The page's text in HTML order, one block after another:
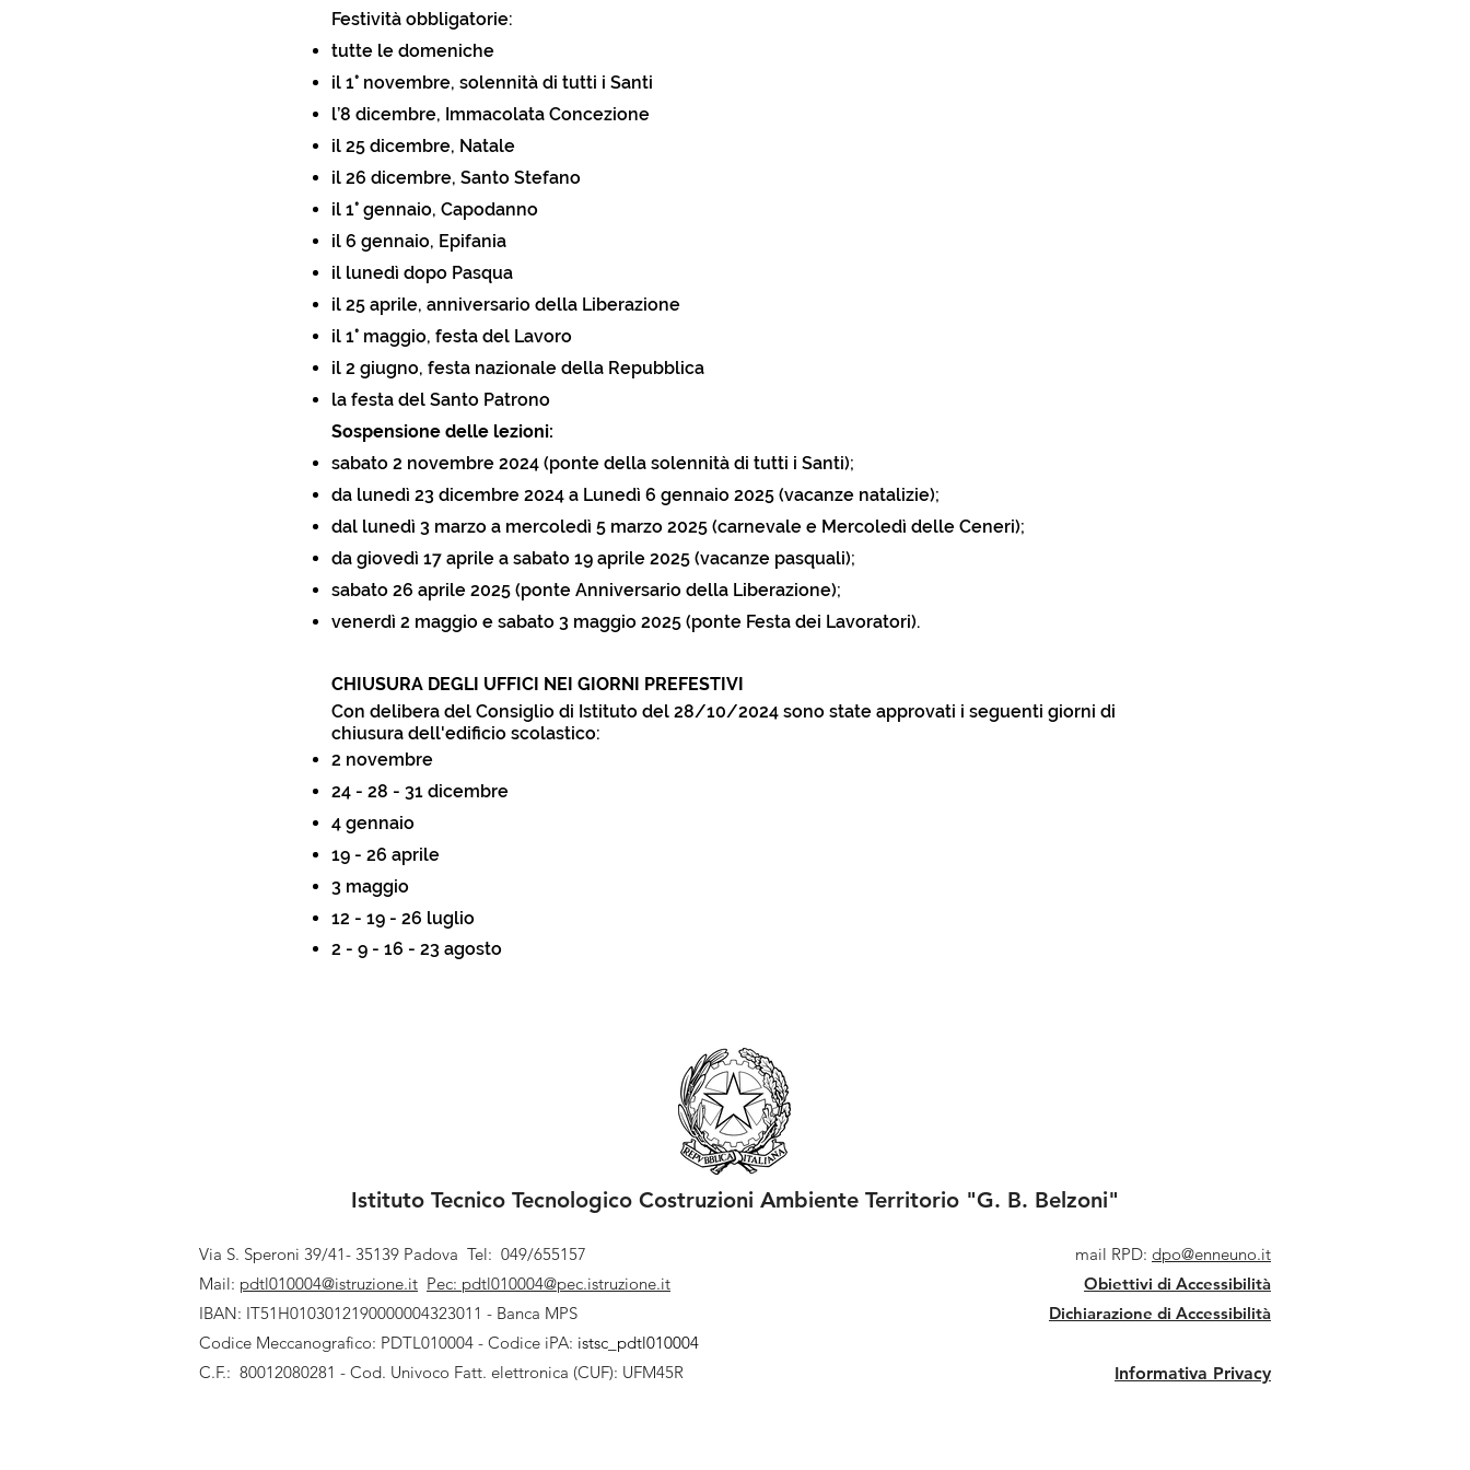
Festività obbligatorie:
tutte le domeniche
il 1° novembre, solennità di tutti i Santi
l’8 dicembre, Immacolata Concezione
il 25 dicembre, Natale
il 26 dicembre, Santo Stefano
il 1° gennaio, Capodanno
il 6 gennaio, Epifania
il lunedì dopo Pasqua
il 25 aprile, anniversario della Liberazione
il 1° maggio, festa del Lavoro
il 2 giugno, festa nazionale della Repubblica
la festa del Santo Patrono
Sospensione delle lezioni:
sabato 2 novembre 2024 (ponte della solennità di tutti i Santi);
da lunedì 23 dicembre 2024 a Lunedì 6 gennaio 2025 (vacanze natalizie);
dal lunedì 3 marzo a mercoledì 5 marzo 2025 (carnevale e Mercoledì delle Ceneri);
da giovedì 17 aprile a sabato 19 aprile 2025 (vacanze pasquali);
sabato 26 aprile 2025 (ponte Anniversario della Liberazione);
venerdì 2 maggio e sabato 3 maggio 2025 (ponte Festa dei Lavoratori).
CHIUSURA DEGLI UFFICI NEI GIORNI PREFESTIVI
Con delibera del Consiglio di Istituto del 28/10/2024 sono state approvati i seguenti giorni di
chiusura dell'edificio scolastico:
2 novembre
24 - 28 - 31 dicembre
4 gennaio
19 - 26 aprile
3 maggio
12 - 19 - 26 luglio
2 - 9 - 16 - 23 agosto
Istituto Tecnico Tecnologico Costruzioni Ambiente Territorio "G. B. Belzoni"
Via S. Speroni 39/41- 35139 Padova Tel: 049/655157
Mail: pdtl010004@istruzione.it Pec: pdtl010004@pec.istruzione.it
IBAN: IT51H0103012190000004323011 - Banca MPS
Codice Meccanografico: PDTL010004 - Codice iPA: istsc_pdtl010004
C.F.: 80012080281 - Cod. Univoco Fatt. elettronica (CUF): UFM45R
mail RPD: dpo@enneuno.it
Obiettivi di Accessibilità
Dichiarazione di Accessibilità
Informativa Privacy